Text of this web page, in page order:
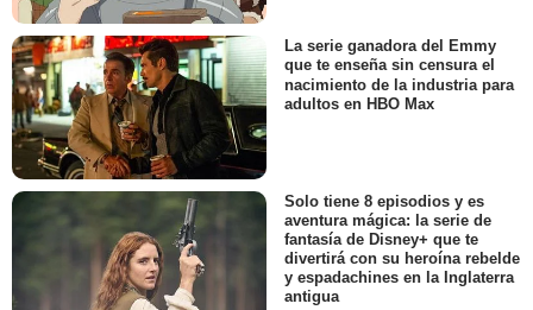
La serie ganadora del Emmy
que te enseña sin censura el
nacimiento de la industria para
adultos en HBO Max
Solo tiene 8 episodios y es
aventura mágica: la serie de
fantasía de Disney+ que te
divertirá con su heroína rebelde
y espadachines en la Inglaterra
antigua